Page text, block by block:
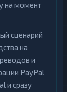
на момент
сценарий
на
и
PayPal
и сразу